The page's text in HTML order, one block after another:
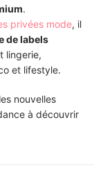
.
privées mode, il
de labels
lingerie,
et lifestyle.
nouvelles
à découvrir